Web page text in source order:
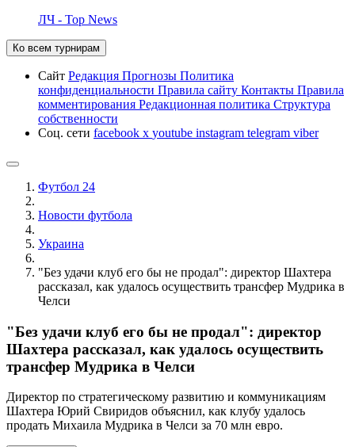
ЛЧ - Top News
Ко всем турнирам
Сайт Редакция Прогнозы Политика
конфиденциальности Правила сайту Контакты Правила
комментирования Редакционная политика Структура
собственности
Соц. сети facebook x youtube instagram telegram viber
Футбол 24
Новости футбола
Украина
"Без удачи клуб его бы не продал": директор Шахтера
рассказал, как удалось осуществить трансфер Мудрика в
Челси
"Без удачи клуб его бы не продал": директор
Шахтера рассказал, как удалось осуществить
трансфер Мудрика в Челси
Директор по стратегическому развитию и коммуникациям
Шахтера Юрий Свиридов объяснил, как клубу удалось
продать Михаила Мудрика в Челси за 70 млн евро.